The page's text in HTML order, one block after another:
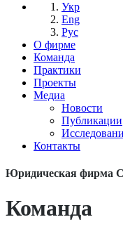
Укр
Eng
Рус
О фирме
Команда
Практики
Проекты
Медиа
Новости
Публикации
Контакты
Юридическая фирма
Команда